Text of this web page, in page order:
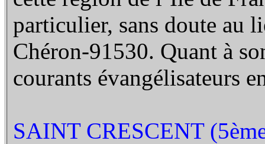
particulier, sans doute au
Chéron-91530. Quant à
courants évangélisateurs
SAINT CRESCENT